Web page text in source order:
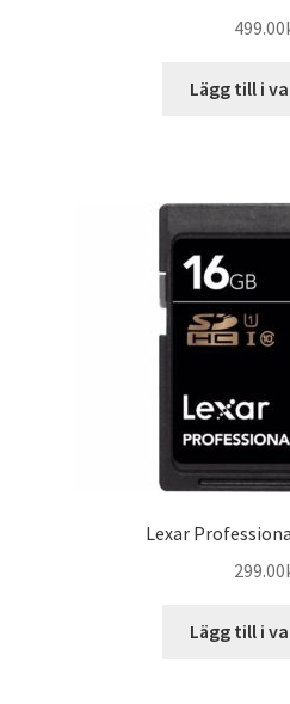
499.00
Lägg till i
Lexar
299.00
Lägg till i